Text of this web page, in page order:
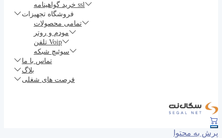
خرید گواهینامه ssl
فروشگاه تجهیزات
تمامی محصولات
مودم و روتر
تلفن Voip
سوئیچ شبکه
تماس با ما
بلاگ
فرصت های شغلی
پرش به محتوا